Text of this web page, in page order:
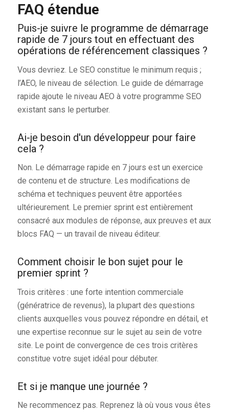
FAQ étendue
Puis-je suivre le programme de démarrage
rapide de 7 jours tout en effectuant des
opérations de référencement classiques ?
Vous devriez. Le SEO constitue le minimum requis ;
l’AEO, le niveau de sélection. Le guide de démarrage
rapide ajoute le niveau AEO à votre programme SEO
existant sans le perturber.
Ai-je besoin d'un développeur pour faire
cela ?
Non. Le démarrage rapide en 7 jours est un exercice
de contenu et de structure. Les modifications de
schéma et techniques peuvent être apportées
ultérieurement. Le premier sprint est entièrement
consacré aux modules de réponse, aux preuves et aux
blocs FAQ — un travail de niveau éditeur.
Comment choisir le bon sujet pour le
premier sprint ?
Trois critères : une forte intention commerciale
(génératrice de revenus), la plupart des questions
clients auxquelles vous pouvez répondre en détail, et
une expertise reconnue sur le sujet au sein de votre
site. Le point de convergence de ces trois critères
constitue votre sujet idéal pour débuter.
Et si je manque une journée ?
Ne recommencez pas. Reprenez là où vous vous êtes